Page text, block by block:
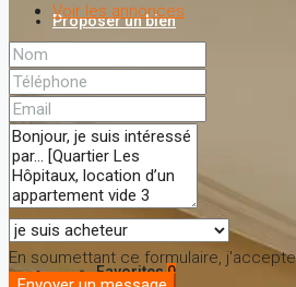
Proposer un bien
A propos
Nos services
Contact
Favorites0
Voir les annonces
En soumettant ce formulaire,